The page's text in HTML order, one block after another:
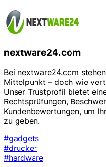
nextware24.com
Bei nextware24.com
Mittelpunkt – doch wie
Unser Trustprofil bietet
Rechtsprüfungen,
Kundenbewertungen, um
zu geben.
#gadgets
#drucker
#hardware